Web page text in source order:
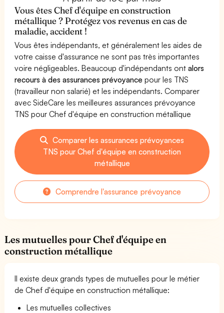
Vous êtes Chef d'équipe en construction
métallique ? Protégez vos revenus en cas de
maladie, accident !
Vous êtes indépendants, et généralement les aides de
votre caisse d'assurance ne sont pas très importantes
voire négligeables. Beaucoup d'indépendants ontalors
recours à des assurances prévoyance pour les TNS
(travailleur non salarié) et les indépendants. Comparer
avec SideCare les meilleures assurances prévoyance
TNS pour Chef d'équipe en construction métallique
Comparer les assurances prévoyances
TNS pour Chef d'équipe en construction
métallique
Comprendre l'assurance prévoyance
Les mutuelles pour Chef d'équipe en
construction métallique
Il existe deux grands types de mutuelles pour le métier
de Chef d'équipe en construction métallique:
Les mutuelles collectives